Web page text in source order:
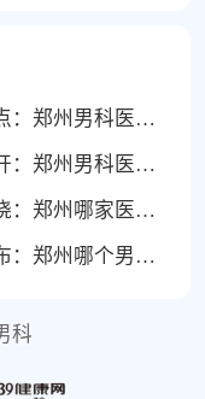
男科焦点：郑州男科医院哪家好“排名一览”郑州博大男科医院怎样
实时公开：郑州男科医院哪里好“榜单揭露”郑州博大男科医院可靠吗
榜单揭晓：郑州哪家医院男科好“公开排名”郑州博大男科医院正规吗
重磅发布：郑州哪个男科医院好“TOP排名”郑州男科医院哪家口碑好
科